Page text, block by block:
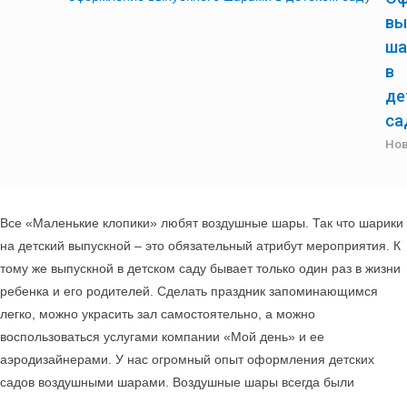
в
Все «Маленькие клопики» любят воздушные шары. Так что шарики
на детский выпускной – это обязательный атрибут мероприятия. К
тому же выпускной в детском саду бывает только один раз в жизни
ребенка и его родителей. Сделать праздник запоминающимся
легко, можно украсить зал самостоятельно, а можно
воспользоваться услугами компании «Мой день» и ее
аэродизайнерами. У нас огромный опыт оформления детских
садов воздушными шарами. Воздушные шары всегда были